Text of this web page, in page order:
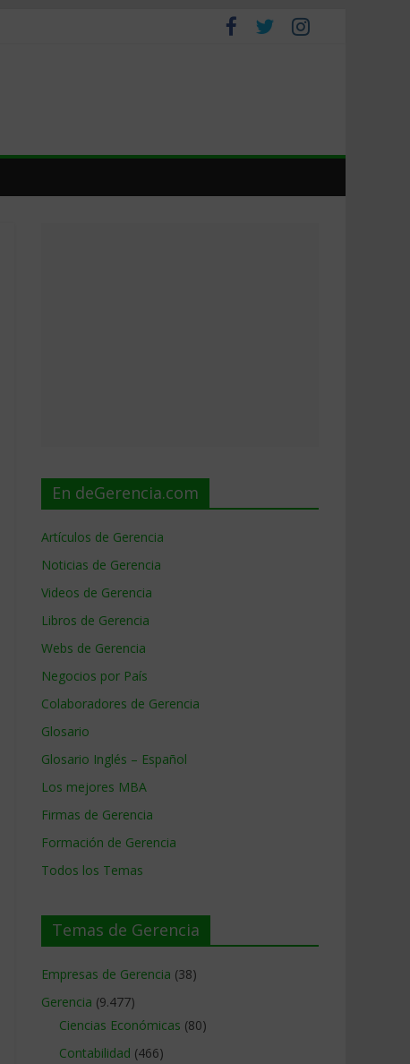
En deGerencia.com
Artículos de Gerencia
Noticias de Gerencia
Videos de Gerencia
Libros de Gerencia
Webs de Gerencia
Negocios por País
Colaboradores de Gerencia
Glosario
Glosario Inglés – Español
Los mejores MBA
Firmas de Gerencia
Formación de Gerencia
Todos los Temas
Temas de Gerencia
Empresas de Gerencia (38)
Gerencia (9.477)
Ciencias Económicas (80)
Contabilidad (466)